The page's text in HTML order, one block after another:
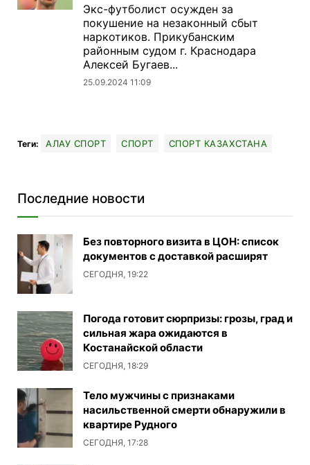
Экс-футболист осужден за
покушение на незаконный сбыт
наркотиков. Прикубанским
районным судом г. Краснодара
Алексей Бугаев...
25.09.2024 11:09
Теги: АЛАУ СПОРТ СПОРТ СПОРТ КАЗАХСТАНА
Последние новости
Без повторного визита в ЦОН: список
документов с доставкой расширят
СЕГОДНЯ, 19:22
Погода готовит сюрпризы: грозы, град и
сильная жара ожидаются в
Костанайской области
СЕГОДНЯ, 18:29
Тело мужчины с признаками
насильственной смерти обнаружили в
квартире Рудного
СЕГОДНЯ, 17:28